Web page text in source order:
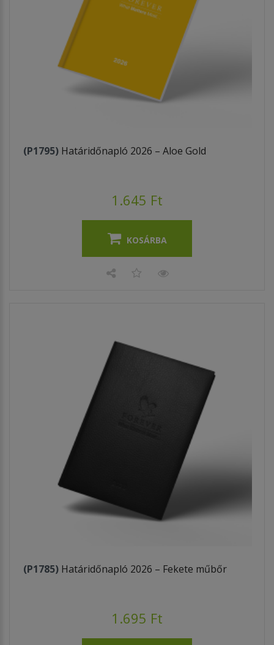
(P1795) Határidőnapló 2026 – Aloe Gold
1.645 Ft
KOSÁRBA
(P1785) Határidőnapló 2026 – Fekete műbőr
1.695 Ft